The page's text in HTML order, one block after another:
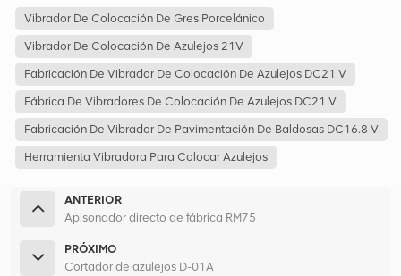
Vibrador De Colocación De Gres Porcelánico
Vibrador De Colocación De Azulejos 21V
Fabricación De Vibrador De Colocación De Azulejos DC21 V
Fábrica De Vibradores De Colocación De Azulejos DC21 V
Fabricación De Vibrador De Pavimentación De Baldosas DC16.8 V
Herramienta Vibradora Para Colocar Azulejos
ANTERIOR
Apisonador directo de fábrica RM75
PRÓXIMO
Cortador de azulejos D-01A